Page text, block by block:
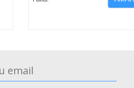
email